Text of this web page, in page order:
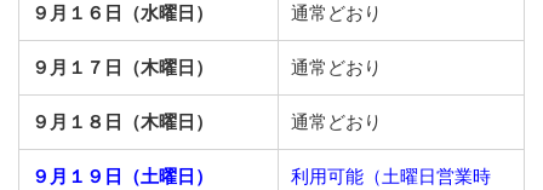
９月１６日（水曜日） 通常どおり
９月１７日（木曜日） 通常どおり
９月１８日（木曜日） 通常どおり
９月１９日（土曜日）
利用可能（土曜日営業時